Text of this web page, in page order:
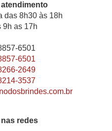
das 8h30 às 18h
9h as 17h
6501
6501
2649
3537
redes